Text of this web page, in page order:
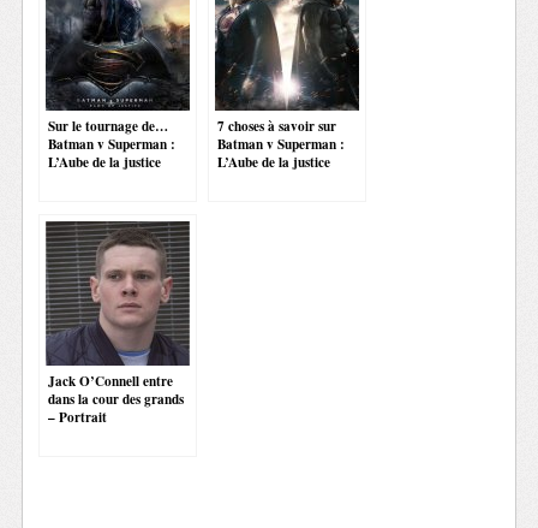
Sur le tournage de…
Batman v Superman :
L’Aube de la justice
7 choses à savoir sur
Batman v Superman :
L’Aube de la justice
Jack O’Connell entre
dans la cour des grands
– Portrait